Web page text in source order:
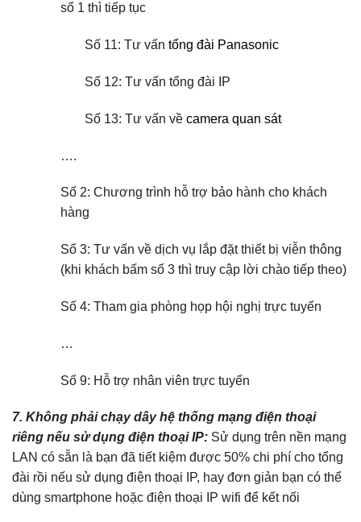
số 1 thì tiếp tục
Số 11: Tư vấn tổng đài Panasonic
Số 12: Tư vấn tổng đài IP
Số 13: Tư vấn về camera quan sát
….
Số 2: Chương trình hỗ trợ bảo hành cho khách
hàng
Số 3: Tư vấn về dịch vụ lắp đặt thiết bị viễn thông
(khi khách bấm số 3 thì truy cập lời chào tiếp theo)
Số 4: Tham gia phòng họp hội nghị trực tuyến
…
Số 9: Hỗ trợ nhân viên trực tuyến
7. Không phải chạy dây hệ thống mạng điện thoại
riêng nếu sử dụng điện thoại IP: Sử dụng trên nền mạng
LAN có sẵn là bạn đã tiết kiệm được 50% chi phí cho tổng
đài rồi nếu sử dụng điện thoại IP, hay đơn giản bạn có thể
dùng smartphone hoặc điện thoại IP wifi để kết nối